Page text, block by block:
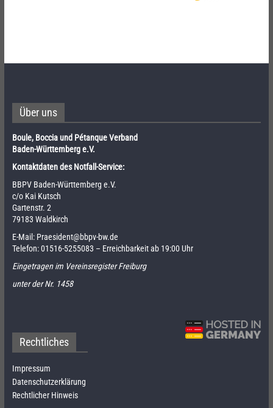
Über uns
Boule, Boccia und Pétanque Verband
Baden-Württemberg e.V.
Kontaktdaten des Notfall-Service:
BBPV Baden-Württemberg e.V.
c/o Kai Kutsch
Gartenstr. 2
79183 Waldkirch
E-Mail: Praesident@bbpv-bw.de
Telefon:01516-5255083 – Erreichbarkeit ab 19:00 Uhr
Eingetragen im Vereinsregister Freiburg
unter der Nr. 1458
Rechtliches
Impressum
Datenschutzerklärung
Rechtlicher Hinweis